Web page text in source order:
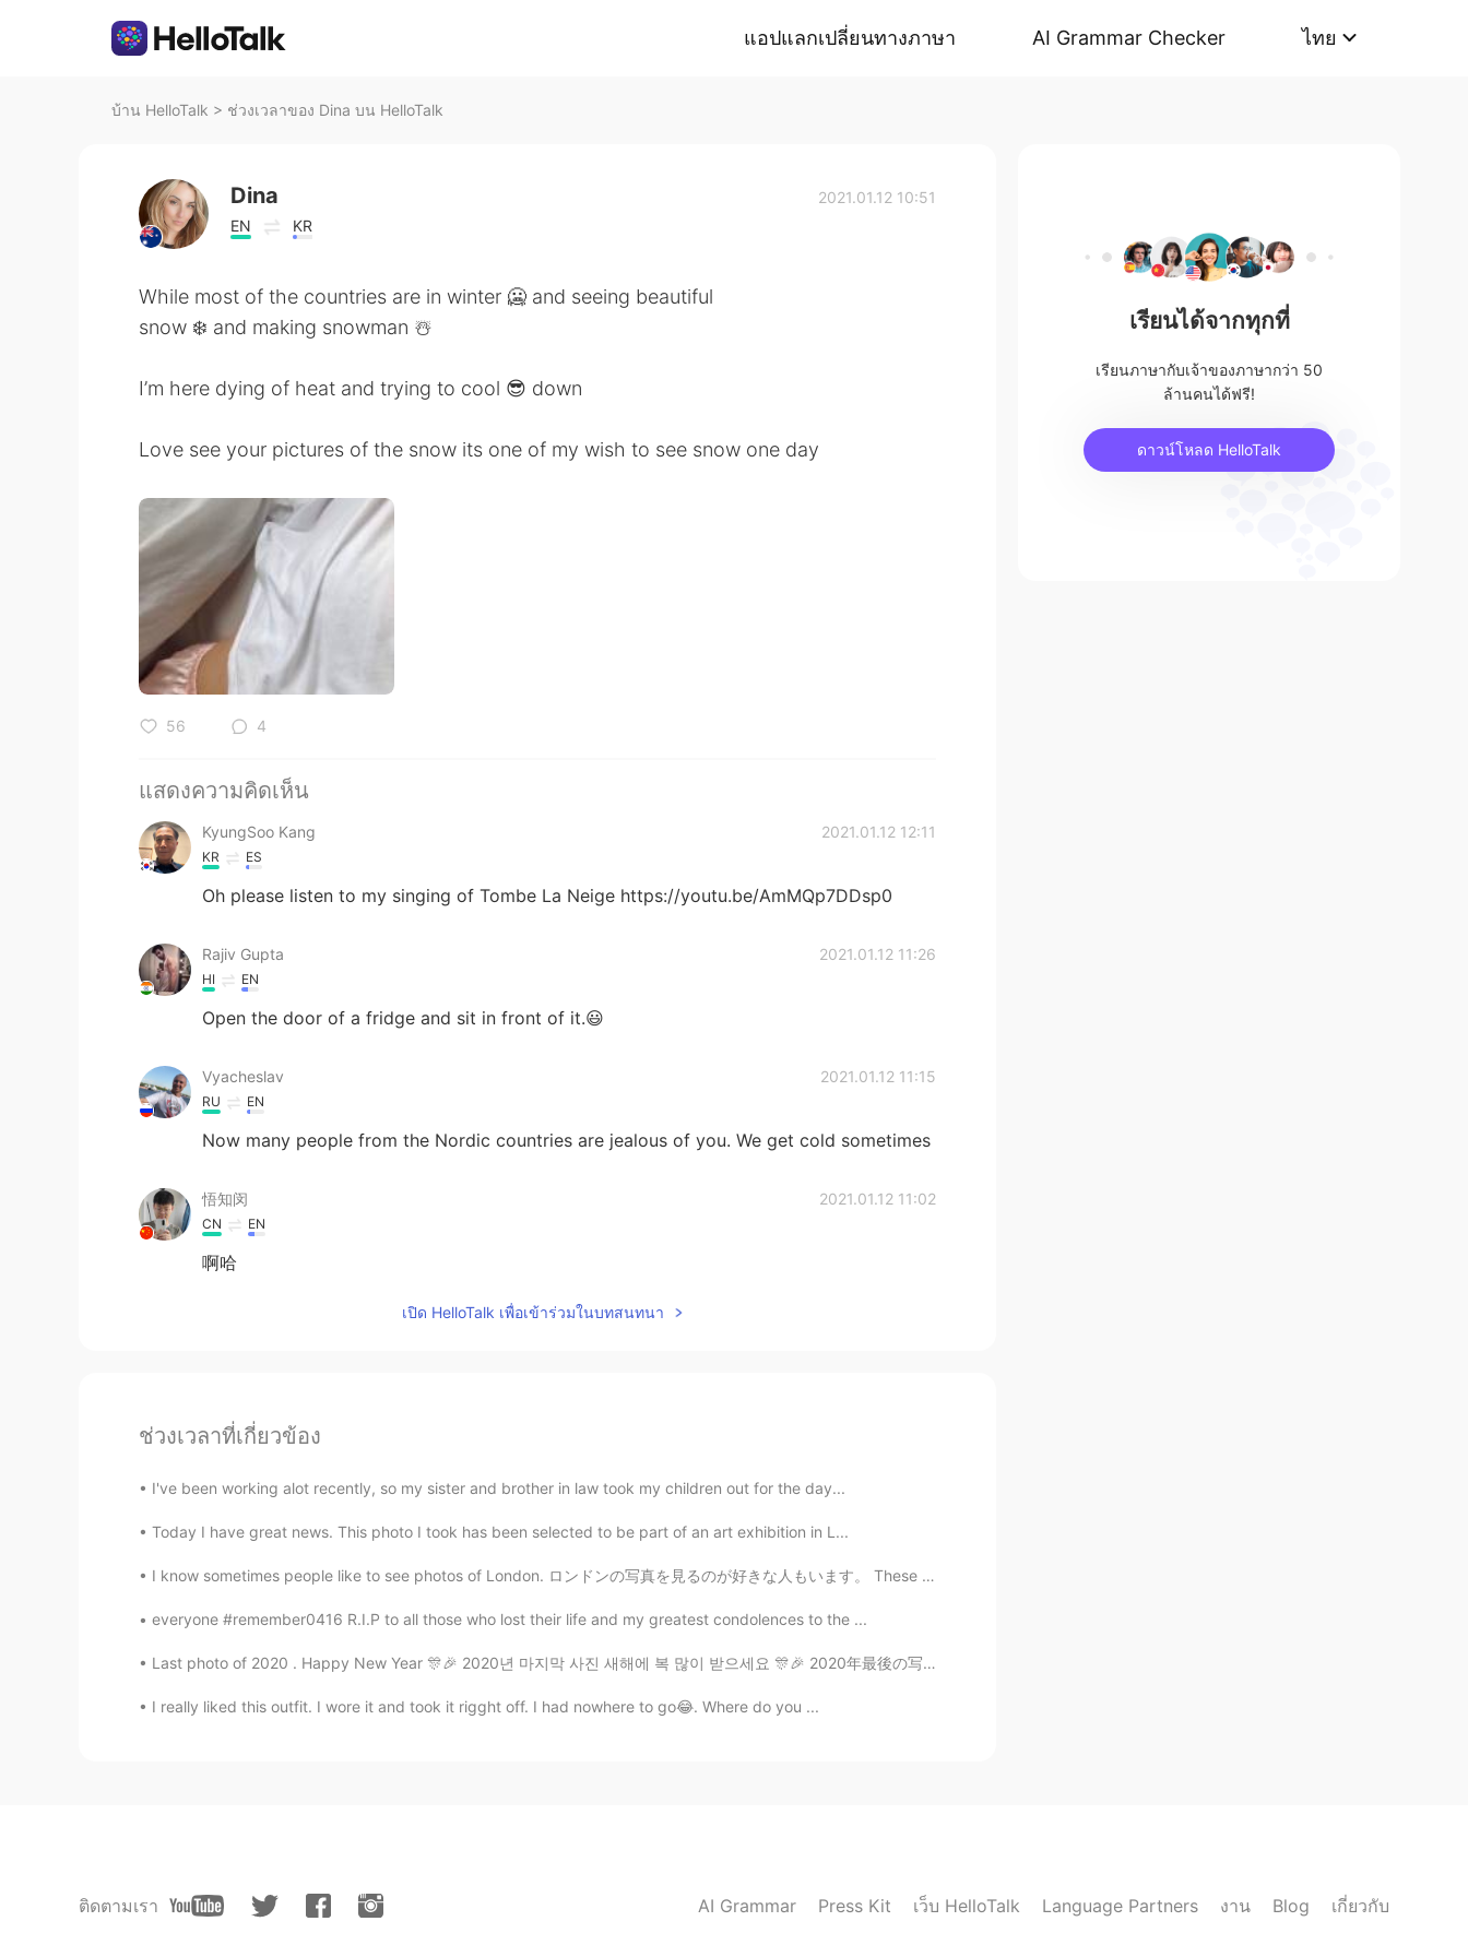
แอปแลกเปลี่ยนทางภาษา AI Grammar Checker ไทย
บ้าน HelloTalk > ช่วงเวลาของ Dina บน HelloTalk
Dina
EN KR
2021.01.12 10:51
While most of the countries are in winter 🥶 and seeing beautiful
snow ❄️ and making snowman ☃️
I’m here dying of heat and trying to cool 😎 down
Love see your pictures of the snow its one of my wish to see snow one day
56 4
แสดงความคิดเห็น
KyungSoo Kang 2021.01.12 12:11
KR ES
Oh please listen to my singing of Tombe La Neige https://youtu.be/AmMQp7DDsp0
Rajiv Gupta 2021.01.12 11:26
HI EN
Open the door of a fridge and sit in front of it.😃
Vyacheslav 2021.01.12 11:15
RU EN
Now many people from the Nordic countries are jealous of you. We get cold sometimes
悟知闵 2021.01.12 11:02
CN EN
啊哈
เปิด HelloTalk เพื่อเข้าร่วมในบทสนทนา
ช่วงเวลาที่เกี่ยวข้อง
I've been working alot recently, so my sister and brother in law took my children out for the day...
Today I have great news. This photo I took has been selected to be part of an art exhibition in L...
I know sometimes people like to see photos of London. ロンドンの写真を見るのが好きな人もいます。 These were taken tod...
everyone #remember0416 R.I.P to all those who lost their life and my greatest condolences to the ...
Last photo of 2020 . Happy New Year 🎊🎉 2020년 마지막 사진 새해에 복 많이 받으세요 🎊🎉 2020年最後の写真. 明けましておめでとうござい...
I really liked this outfit. I wore it and took it rigght off. I had nowhere to go😂. Where do you ...
เรียนได้จากทุกที่
เรียนภาษากับเจ้าของภาษากว่า 50
ล้านคนได้ฟรี!
ดาวน์โหลด HelloTalk
ติดตามเรา AI Grammar Press Kit เว็บ HelloTalk Language Partners งาน Blog เกี่ยวกับ